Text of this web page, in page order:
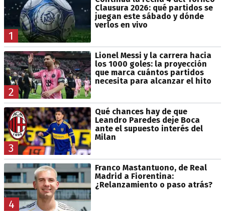
1
Clausura 2026: qué partidos se
juegan este sábado y dónde
verlos en vivo
2
Lionel Messi y la carrera hacia
los 1000 goles: la proyección
que marca cuántos partidos
necesita para alcanzar el hito
3
Qué chances hay de que
Leandro Paredes deje Boca
ante el supuesto interés del
Milan
4
Franco Mastantuono, de Real
Madrid a Fiorentina:
¿Relanzamiento o paso atrás?